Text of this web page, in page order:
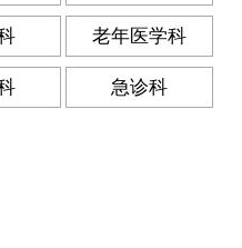
老年医学科
急诊科